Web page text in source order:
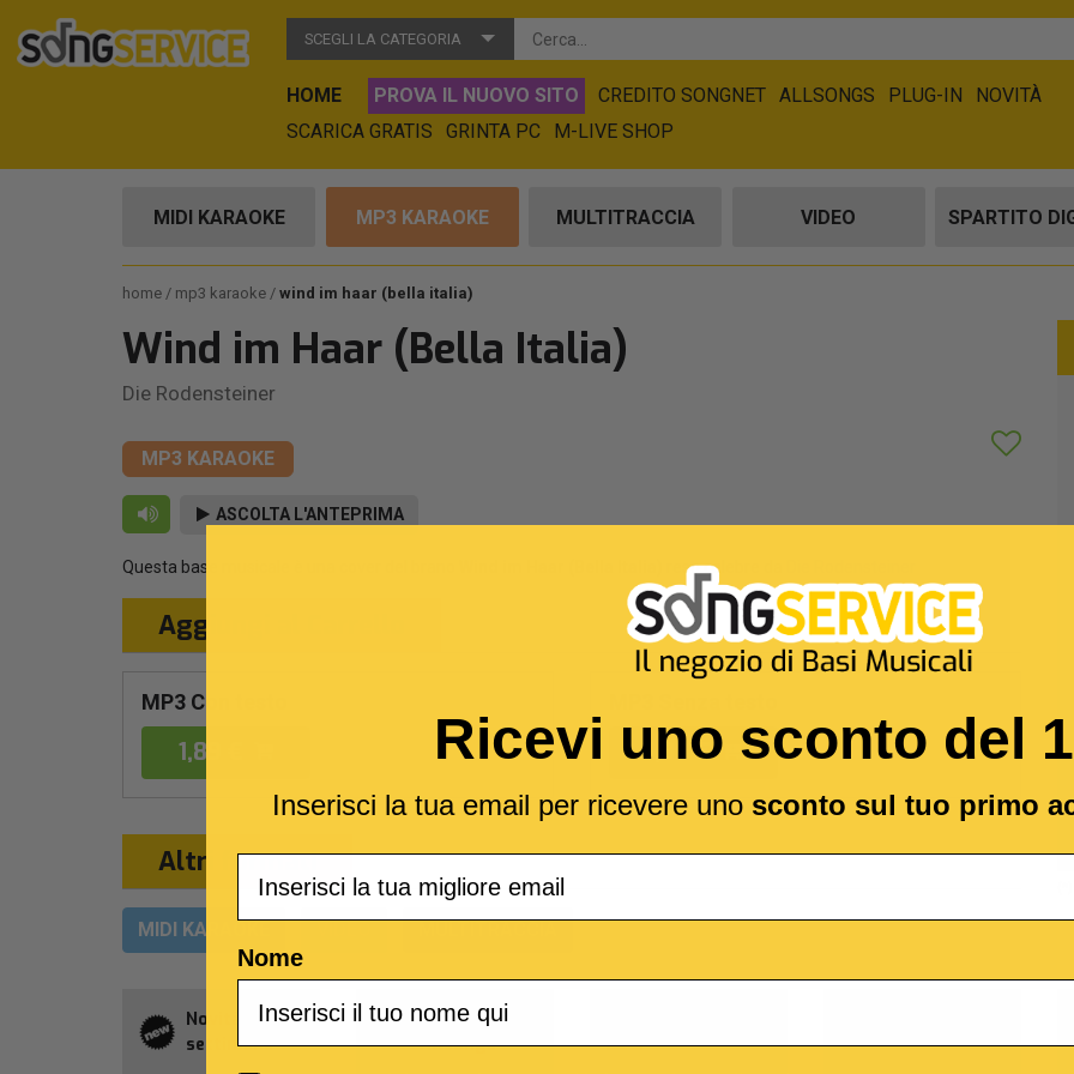
SCEGLI LA CATEGORIA
HOME PROVA IL NUOVO SITO CREDITO SONGNET ALLSONGS PLUG-IN
NOVITÀ
SCARICA GRATIS
GRINTA PC M-LIVE SHOP
MIDI KARAOKE MP3 KARAOKE MULTITRACCIA VIDEO SPARTITO
home mp3 karaoke wind im haar (bella italia)
Wind im Haar (Bella Italia)
Die Rodensteiner
MP3 KARAOKE
ASCOLTA L'ANTEPRIMA
Questa base musicale è una cover del brano reso celebre da
Aggiungi al Carrello
MP3 Con testo
1,89 € 1,89 €
Altri formati
MIDI KARAOKE
Novità della
settimana
Abbonamento
Allsongs
Ricevi uno sconto del
Inserisci la tua email per ricevere uno sconto sul tuo primo
Nome